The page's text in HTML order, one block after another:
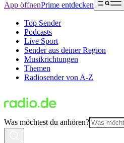
App öffnenPrime entdecken
Top Sender
Podcasts
Live Sport
Sender aus deiner Region
Musikrichtungen
Themen
Radiosender von A-Z
Was möchtest du anhören?